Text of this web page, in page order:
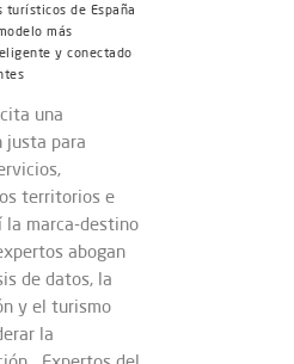
turísticos de España
más
y conectado
una
justa para
territorios e
la marca-destino
abogan
de datos, la
y el turismo
la